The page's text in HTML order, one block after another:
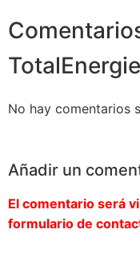
No hay comentarios
Añadir un
El comentario será
formulario de